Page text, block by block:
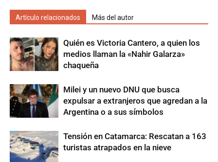
Artículo relacionados Más del autor
Quién es Victoria Cantero, a quien los
medios llaman la «Nahir Galarza»
chaqueña
Milei y un nuevo DNU que busca
expulsar a extranjeros que agredan a la
Argentina o a sus símbolos
Tensión en Catamarca: Rescatan a 163
turistas atrapados en la nieve